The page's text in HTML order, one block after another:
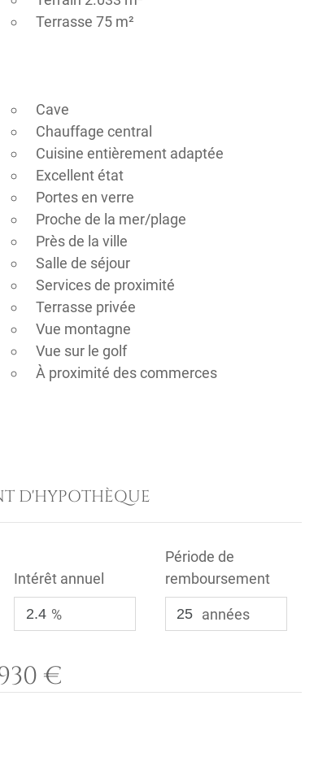
Terrasse 75 m²
Cave
Chauffage central
Cuisine entièrement adaptée
Excellent état
Portes en verre
Proche de la mer/plage
Près de la ville
Salle de séjour
Services de proximité
Terrasse privée
Vue montagne
Vue sur le golf
À proximité des commerces
D'HYPOTHÈQUE
Intérêt annuel
%
Période de
remboursement
années
€